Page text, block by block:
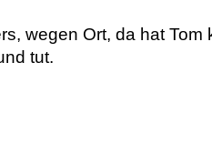
wegen Ort, da hat Tom
tut.